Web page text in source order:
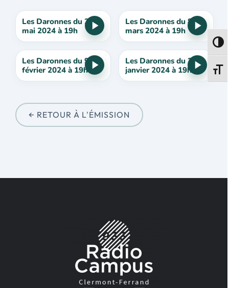
Les Daronnes du 24
mai 2024 à 19h
Les Daronnes du 8
mars 2024 à 19h
Les Daronnes du 9
février 2024 à 19h
Les Daronnes du 26
janvier 2024 à 19h
← RETOUR À L'ÉMISSION